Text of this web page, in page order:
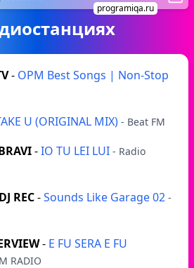
programiqa.ru
- OPM Best Songs | Non-Stop
U (ORIGINAL MIX) - Beat FM
-IO TU LEI LUI - Radio
REC-Sounds Like Garage 02 -
- E FU SERA E FU
RADIO